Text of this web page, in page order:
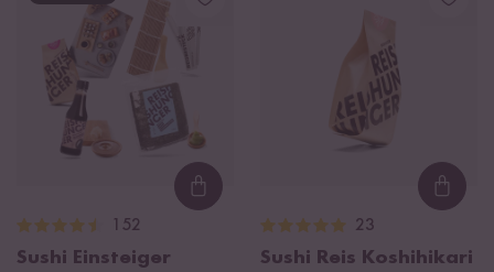
Loading...
152
Sushi Einsteiger
23
Sushi Reis Koshihikari